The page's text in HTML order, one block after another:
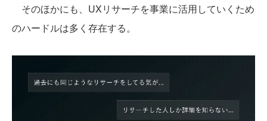
そのほかにも、UXリサーチを事業に活用していくため
のハードルは多く存在する。